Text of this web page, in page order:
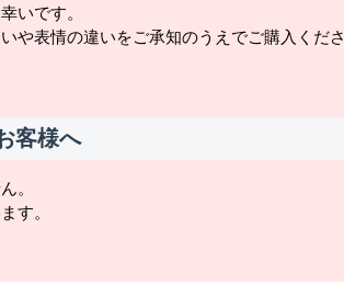
いです。
や表情の違いをご承知のうえでご購入くださ
客様へ
。
す。